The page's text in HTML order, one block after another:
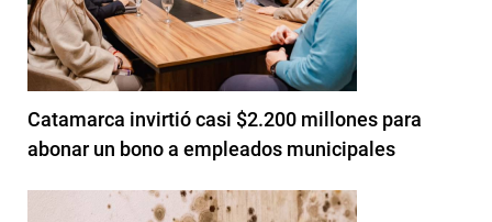
Catamarca invirtió casi $2.200 millones para
abonar un bono a empleados municipales